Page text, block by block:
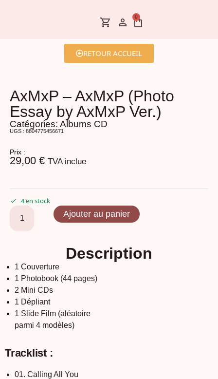
0
RETOUR ACCUEIL
AxMxP – AxMxP (Photo
Essay by AxMxP Ver.)
Catégories: Albums CD
UGS : 8804775456671
Prix :
29,00 € TVA inclue
4 en stock
Ajouter au panier
Description
1 Couverture
1 Photobook (44 pages)
2 Mini CDs
1 Dépliant
1 Slide Film (aléatoire
parmi 4 modèles)
Tracklist :
01. Calling All You